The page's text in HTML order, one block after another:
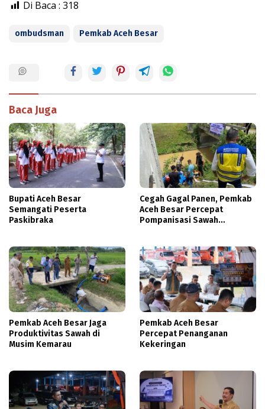
Di Baca : 318
ombudsman Pemkab Aceh Besar
Baca Juga
Bupati Aceh Besar
Semangati Peserta
Paskibraka
Cegah Gagal Panen, Pemkab
Aceh Besar Percepat
Pompanisasi Sawah
Pemkab Aceh Besar Jaga
Produktivitas Sawah di
Musim Kemarau
Pemkab Aceh Besar
Percepat Penanganan
Kekeringan